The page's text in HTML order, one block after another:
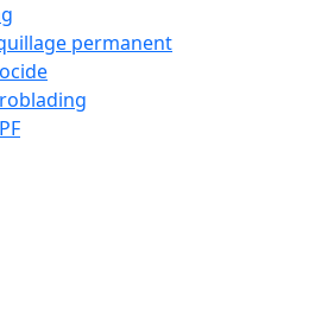
permanent